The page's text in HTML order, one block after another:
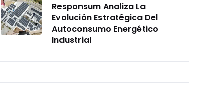
Responsum Analiza La
Evolución Estratégica Del
Autoconsumo Energético
Industrial